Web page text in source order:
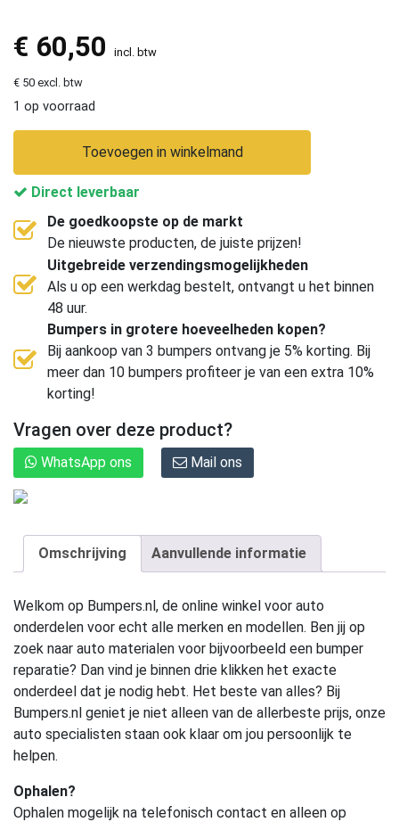
€ 60,50 incl. btw
€ 50 excl. btw
1 op voorraad
Toevoegen in winkelmand
Direct leverbaar
De goedkoopste op de markt
De nieuwste producten, de juiste prijzen!
Uitgebreide verzendingsmogelijkheden
Als u op een werkdag bestelt, ontvangt u het binnen
48 uur.
Bumpers in grotere hoeveelheden kopen?
Bij aankoop van 3 bumpers ontvang je 5% korting. Bij
meer dan 10 bumpers profiteer je van een extra 10%
korting!
Vragen over deze product?
WhatsApp ons Mail ons
Omschrijving Aanvullende informatie
Welkom op Bumpers.nl, de online winkel voor auto
onderdelen voor echt alle merken en modellen. Ben jij op
zoek naar auto materialen voor bijvoorbeeld een bumper
reparatie? Dan vind je binnen drie klikken het exacte
onderdeel dat je nodig hebt. Het beste van alles? Bij
Bumpers.nl geniet je niet alleen van de allerbeste prijs, onze
auto specialisten staan ook klaar om jou persoonlijk te
helpen.
Ophalen?
Ophalen mogelijk na telefonisch contact en alleen op